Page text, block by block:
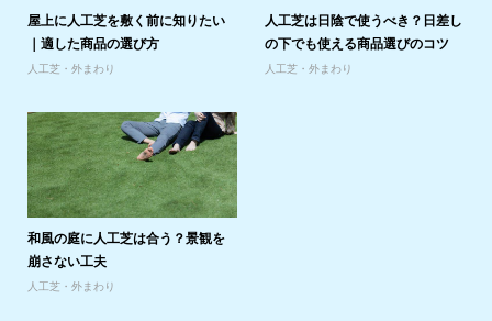
屋上に人工芝を敷く前に知りたい
｜適した商品の選び方
人工芝・外まわり
人工芝は日陰で使うべき？日差し
の下でも使える商品選びのコツ
人工芝・外まわり
和風の庭に人工芝は合う？景観を
崩さない工夫
人工芝・外まわり